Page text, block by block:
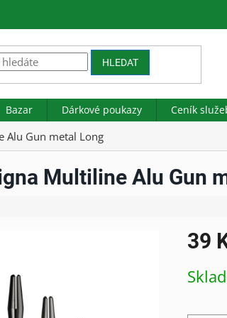
HLEDAT
Bazar Dárkové poukazy Ceník
Alu Gun metal Long
Multiline Alu Gun
39
cena: